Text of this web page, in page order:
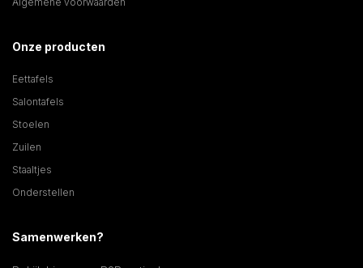
Onze producten
Eettafels
Salontafels
Stoelen
Zuilen
Staaltjes
Onderstellen
Samenwerken?